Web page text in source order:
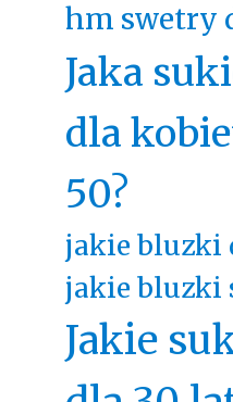
hm swetry
Jaka
dla
50?
jakie bluzki
jakie bluzki
Jakie